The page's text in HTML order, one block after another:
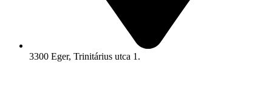
3300 Eger, Trinitárius utca 1.